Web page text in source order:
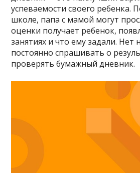
успеваемости своего ребенка.
школе, папа с мамой могут
оценки получает ребенок,
занятиях и что ему задали. Нет
постоянно спрашивать о
проверять бумажный дневник.